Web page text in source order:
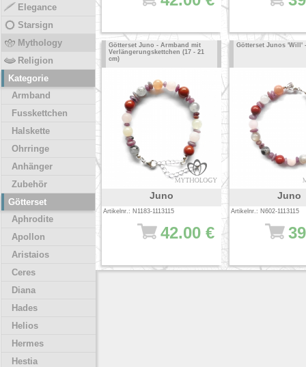
Götterset Juno - Armband mit
Verlängerungskettchen (17 - 21
cm)
Juno
Artikelnr.: N1183-1113115
42.00 €
Götterset Junos 'Will'
Juno
Artikelnr.: N602-1113115
Elegance
Starsign
Mythology
Religion
Kategorie
Armband
Fusskettchen
Halskette
Ohrringe
Anhänger
Zubehör
Götterset
Aphrodite
Apollon
Aristaios
Ceres
Diana
Hades
Helios
Hermes
Hestia